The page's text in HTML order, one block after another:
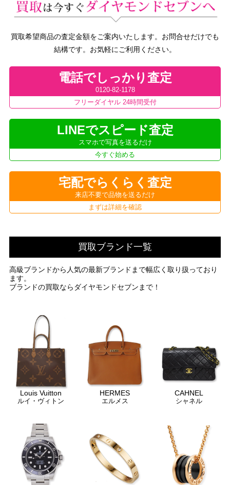
買取希望商品の査定金額をご案内いたします。お問合せだけでも
結構です。お気軽にご利用ください。
電話でしっかり査定
0120-82-1178
フリーダイヤル 24時間受付
LINEでスピード査定
スマホで写真を送るだけ
今すぐ始める
宅配でらくらく査定
来店不要で品物を送るだけ
まずは詳細を確認
買取ブランド一覧
高級ブランドから人気の最新ブランドまで幅広く取り扱っており
ます。
ブランドの買取ならダイヤモンドセブンまで！
Louis Vuitton
ルイ・ヴィトン
HERMES
エルメス
CAHNEL
シャネル